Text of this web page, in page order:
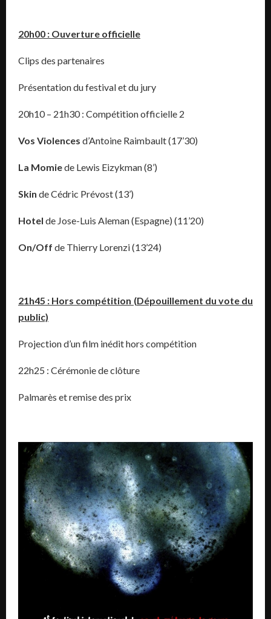
20h00 : Ouverture officielle
Clips des partenaires
Présentation du festival et du jury
20h10 – 21h30 : Compétition officielle 2
Vos Violences d’Antoine Raimbault (17’30)
La Momiede Lewis Eizykman (8’)
Skin de Cédric Prévost (13’)
Hotel de Jose-Luis Aleman (Espagne) (11’20)
On/Off de Thierry Lorenzi (13’24)
21h45 : Hors compétition (Dépouillement du vote du
public)
Projection d’un film inédit hors compétition
22h25 : Cérémonie de clôture
Palmarès et remise des prix